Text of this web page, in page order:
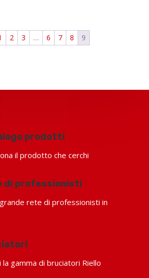
2 3 … 6 7 8 9
prodotti
il prodotto che cerchi
di professionisti
rete di professionisti in
la gamma di bruciatori Riello